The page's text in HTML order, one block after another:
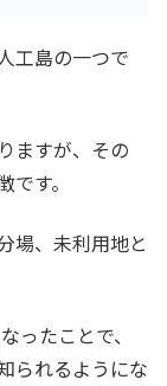
工島の一つで
ますが、その
す。
場、未利用地と
ったことで、
られるようにな